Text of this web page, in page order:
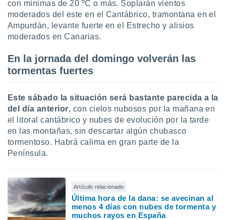
con mínimas de 20 ºC o más. Soplarán vientos
moderados del este en el Cantábrico, tramontana en el
Ampurdán, levante fuerte en el Estrecho y alisios
moderados en Canarias.
En la jornada del domingo volverán las
tormentas fuertes
Este sábado la situación será bastante parecida a la
del día anterior, con cielos nubosos por la mañana en
el litoral cantábrico y nubes de evolución por la tarde
en las montañas, sin descartar algún chubasco
tormentoso. Habrá calima en gran parte de la
Península.
Artículo relacionado
Última hora de la dana: se avecinan al
menos 4 días con nubes de tormenta y
muchos rayos en España